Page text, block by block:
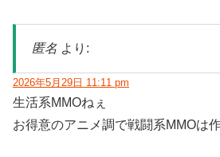
匿名 より:
2026年5月29日 11:11 pm
生活系MMOねぇ
お得意のアニメ調で戦闘系MMOは